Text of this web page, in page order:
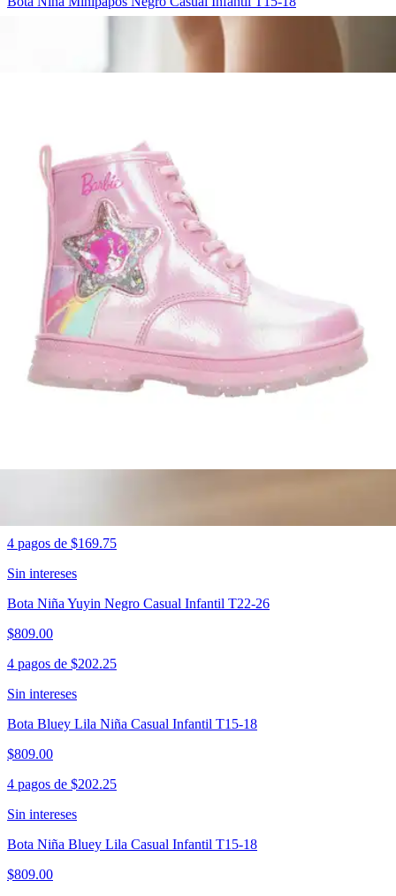
$1,639.00
4 pagos de
$409.75
Sin intereses
Tenis Niño Puma Caven 2.0 Blanco Casual Infantil T22-25
$679.00
4 pagos de$169.75
Sin intereses
Bota Yuyin Niña Casual Negro Infantil T22-26
4 pagos de $169.75
Sin intereses
Bota Niña Yuyin Negro Casual Infantil T22-26
$809.00
4 pagos de $202.25
Sin intereses
Bota Bluey Lila Niña Casual Infantil T15-18
$809.00
4 pagos de $202.25
Sin intereses
Bota Niña Bluey Lila Casual Infantil T15-18
$809.00